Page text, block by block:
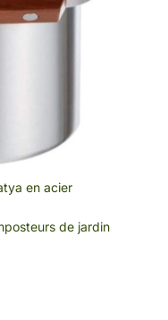
en acier
de jardin